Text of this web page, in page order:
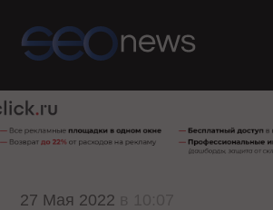
27 Мая 2022